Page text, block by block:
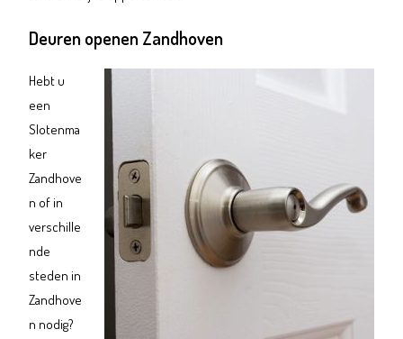
Deuren openen Zandhoven
Hebt u
een
Slotenma
ker
Zandhove
n of in
verschille
nde
steden in
Zandhove
n nodig?